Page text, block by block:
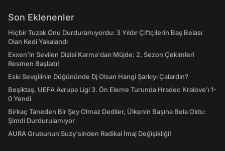
Son Eklenenler
Hiçbir Tuzak Onu Durduramıyordu: 3 Yıldır Çiftçilerin Baş Belası
Olan Kedi Yakalandı
Exxen'in Sevilen Dizisi Karma'dan Müjde: 2. Sezon Çekimleri
Resmen Başladı!
Eski Sevgilinin Düğününde Dj Olsan Hangi Şarkıyı Çalardın?
Beşiktaş, UEFA Avrupa Ligi 3. Ön Eleme Turunda Hradec Kralove'ı 1-
0 Yendi
Birkaç Taneden Bir Şey Olmaz Dediler, Ülkenin Başına Bela Oldu:
Şimdi Durdurulamıyor
AURA Grubunun Suzy'sinden Radikal İmaj Değişikliği!